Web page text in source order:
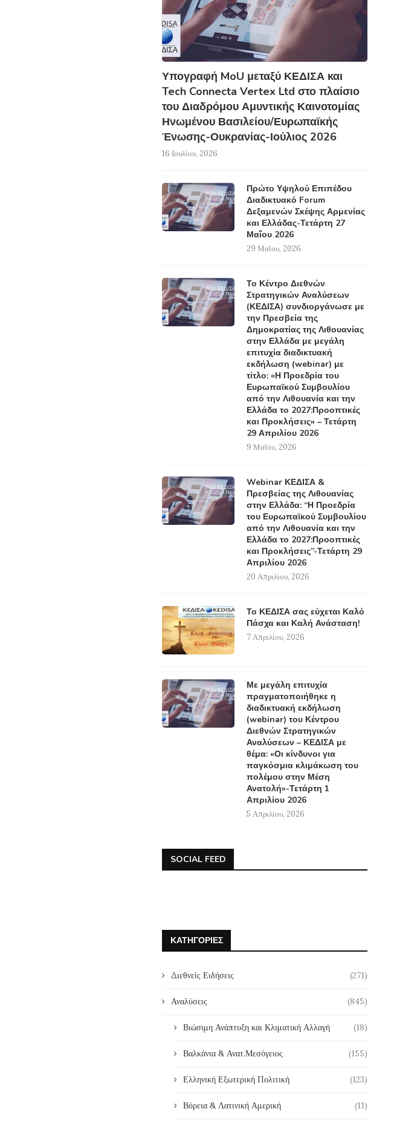
Υπογραφή MoU μεταξύ ΚΕΔΙΣΑ και
Tech Connecta Vertex Ltd στο πλαίσιο
του Διαδρόμου Αμυντικής Καινοτομίας
Ηνωμένου Βασιλείου/Ευρωπαϊκής
Ένωσης-Ουκρανίας-Ιούλιος 2026
16 Ιουλίου, 2026
Πρώτο Υψηλού Επιπέδου
Διαδικτυακό Forum
Δεξαμενών Σκέψης Αρμενίας
και Ελλάδας-Τετάρτη 27
Μαΐου 2026
29 Μαΐου, 2026
Το Κέντρο Διεθνών
Στρατηγικών Αναλύσεων
(ΚΕΔΙΣΑ) συνδιοργάνωσε με
την Πρεσβεία της
Δημοκρατίας της Λιθουανίας
στην Ελλάδα με μεγάλη
επιτυχία διαδικτυακή
εκδήλωση (webinar) με
τίτλο: «Η Προεδρία του
Ευρωπαϊκού Συμβουλίου
από την Λιθουανία και την
Ελλάδα το 2027:Προοπτικές
και Προκλήσεις» – Τετάρτη
29 Απριλίου 2026
9 Μαΐου, 2026
Webinar ΚΕΔΙΣΑ &
Πρεσβείας της Λιθουανίας
στην Ελλάδα: “Η Προεδρία
του Ευρωπαϊκού Συμβουλίου
από την Λιθουανία και την
Ελλάδα το 2027:Προοπτικές
και Προκλήσεις”-Τετάρτη 29
Απριλίου 2026
20 Απριλίου, 2026
Το ΚΕΔΙΣΑ σας εύχεται Καλό
Πάσχα και Καλή Ανάσταση!
7 Απριλίου, 2026
Με μεγάλη επιτυχία
πραγματοποιήθηκε η
διαδικτυακή εκδήλωση
(webinar) του Κέντρου
Διεθνών Στρατηγικών
Αναλύσεων – ΚΕΔΙΣΑ με
θέμα: «Οι κίνδυνοι για
παγκόσμια κλιμάκωση του
πολέμου στην Μέση
Ανατολή»-Τετάρτη 1
Απριλίου 2026
5 Απριλίου, 2026
SOCIAL FEED
ΚΑΤΗΓΟΡΊΕΣ
Διεθνείς Ειδήσεις (271)
Αναλύσεις (845)
Βιώσιμη Ανάπτυξη και Κλιματική Αλλαγή (18)
Βαλκάνια & Ανατ.Μεσόγειος (155)
Ελληνική Εξωτερική Πολιτική (123)
Βόρεια & Λατινική Αμερική (11)